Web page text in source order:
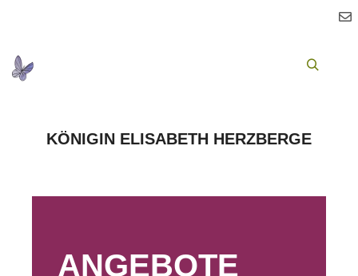
KÖNIGIN ELISABETH HERZBERGE
ANGEBOTE